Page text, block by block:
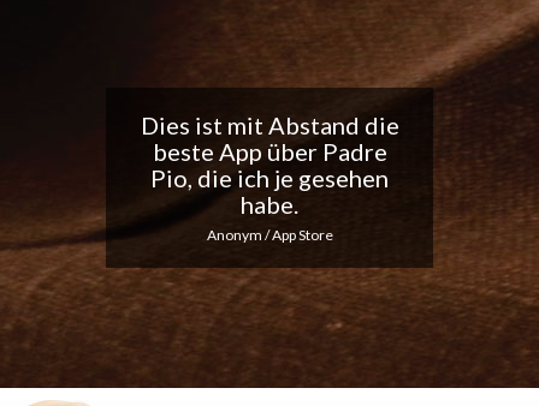
Tolle App, ich liebe die
täglichen
Benachrichtigungen...
Macht weiter so!